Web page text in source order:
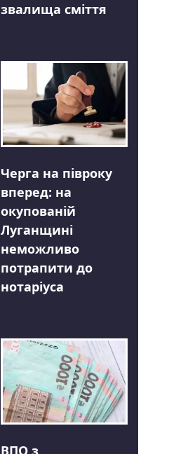
звалища сміття
Черга на півроку
вперед: на
окупованій
Луганщині
неможливо
потрапити до
нотаріуса
ВПО з